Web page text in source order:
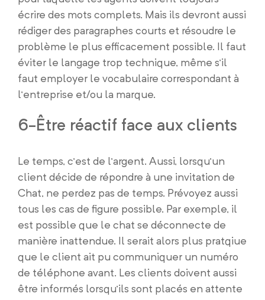
écrire des mots complets. Mais ils devront aussi
rédiger des paragraphes courts et résoudre le
problème le plus efficacement possible. Il faut
éviter le langage trop technique, même s’il
faut employer le vocabulaire correspondant à
l’entreprise et/ou la marque.
6-Être réactif face aux clients
Le temps, c’est de l’argent. Aussi, lorsqu’un
client décide de répondre à une invitation de
Chat, ne perdez pas de temps. Prévoyez aussi
tous les cas de figure possible. Par exemple, il
est possible que le chat se déconnecte de
manière inattendue. Il serait alors plus pratqiue
que le client ait pu communiquer un numéro
de téléphone avant. Les clients doivent aussi
être informés lorsqu’ils sont placés en attente